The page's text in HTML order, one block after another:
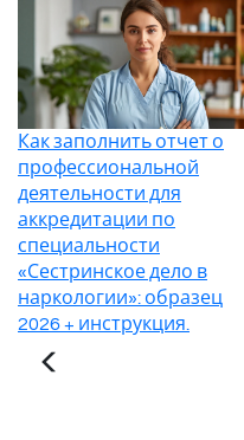
Как заполнить отчет о
профессиональной
деятельности для
аккредитации по
специальности
«Сестринское дело в
наркологии»: образец
2026 + инструкция.